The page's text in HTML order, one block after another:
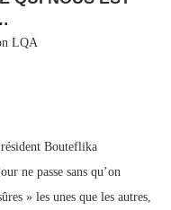
LQA
Bouteflika
ne passe sans qu’on
» les unes que les autres,